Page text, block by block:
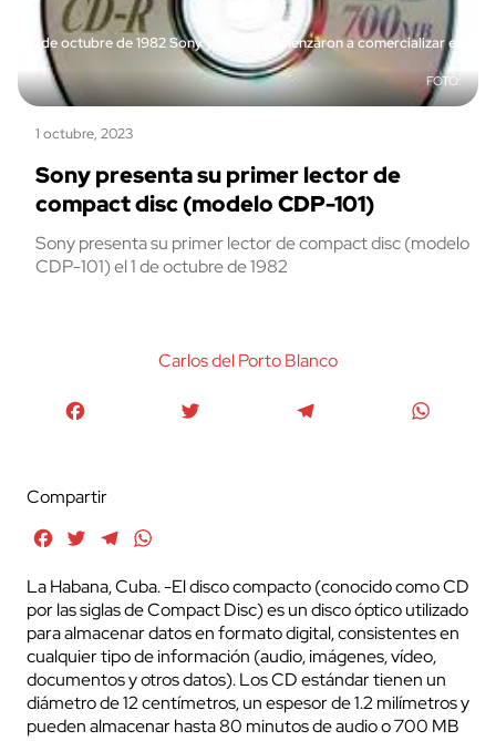
El 1 de octubre de 1982 Sony y Philips comenzaron a comercializar el
1 octubre, 2023
Sony presenta su primer lector de
compact disc (modelo CDP-101)
Sony presenta su primer lector de compact disc (modelo
CDP-101) el 1 de octubre de 1982
Carlos del Porto Blanco
Compartir
FacebookTwitterTelegram
La Habana, Cuba. -El disco compacto (conocido como CD
por las siglas de Compact Disc) es un disco óptico utilizado
para almacenar datos en formato digital, consistentes en
cualquier tipo de información (audio, imágenes, vídeo,
documentos y otros datos). Los CD estándar tienen un
diámetro de 12 centímetros, un espesor de 1.2 milímetros y
pueden almacenar hasta 80 minutos de audio o 700 MB